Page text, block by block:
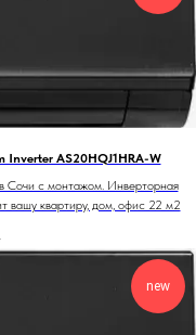
AS20HQJ1HRA-W
Сочи с монтажом. Инверторная
вашу квартиру, дом, офис 22 м2
new